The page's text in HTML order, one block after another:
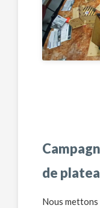
de
Nous mettons